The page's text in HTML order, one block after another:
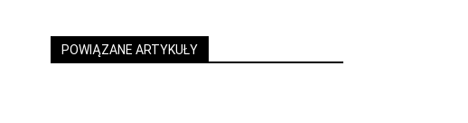
POWIĄZANE ARTYKUŁY